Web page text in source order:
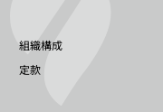
組織構成
定款